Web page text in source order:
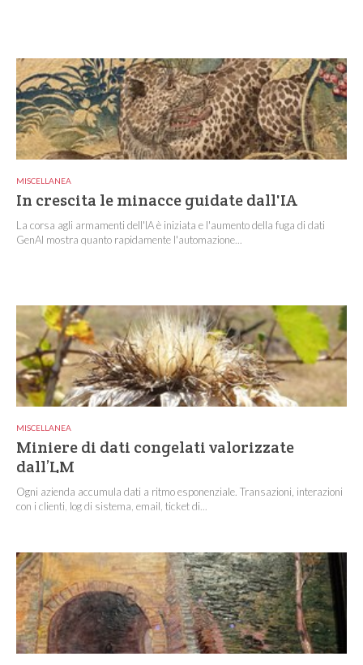
MISCELLANEA
In crescita le minacce guidate dall'IA
La corsa agli armamenti dell'IA è iniziata e l'aumento della fuga di dati
GenAI mostra quanto rapidamente l'automazione...
MISCELLANEA
Miniere di dati congelati valorizzate
dall’LM
Ogni azienda accumula dati a ritmo esponenziale. Transazioni, interazioni
con i clienti, log di sistema, email, ticket di...